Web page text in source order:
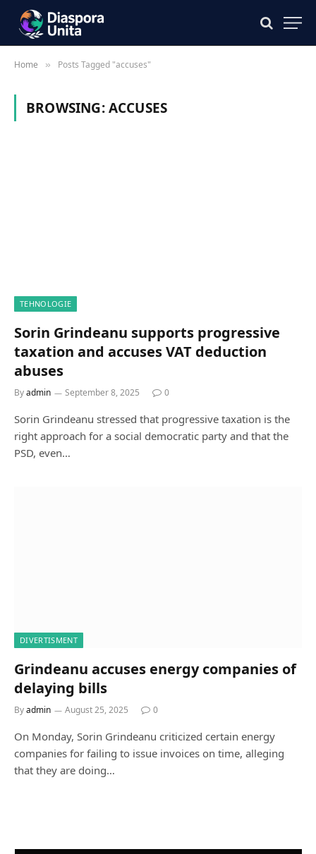
Home » Posts Tagged "accuses"
BROWSING:ACCUSES
TEHNOLOGIE
Sorin Grindeanu supports progressive
taxation and accuses VAT deduction
abuses
Byadmin September 8, 2025 0
Sorin Grindeanu stressed that progressive taxation is the
right approach for a social democratic party and that the
PSD, even…
DIVERTISMENT
Grindeanu accuses energy companies of
delaying bills
Byadmin August 25, 2025 0
On Monday, Sorin Grindeanu criticized certain energy
companies for failing to issue invoices on time, alleging
that they are doing…